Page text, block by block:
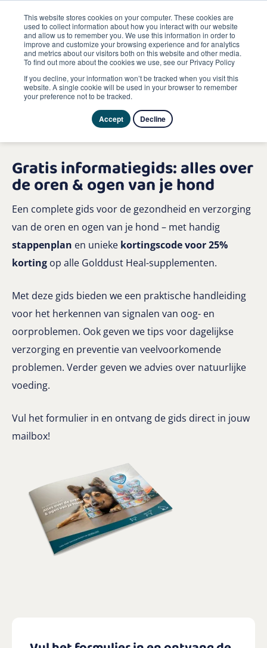
This website stores cookies on your computer. These cookies are
used to collect information about how you interact with our website
and allow us to remember you. We use this information in order to
improve and customize your browsing experience and for analytics
and metrics about our visitors both on this website and other media.
To find out more about the cookies we use, see our Privacy Policy
If you decline, your information won’t be tracked when you visit this
website. A single cookie will be used in your browser to remember
your preference not to be tracked.
Accept Decline
Gratis informatiegids: alles over
de oren & ogen van je hond
Een complete gids voor de gezondheid en verzorging
van de oren en ogen van je hond – met handig
stappenplan en unieke kortingscode voor 25%
korting op alle Golddust Heal-supplementen.
Met deze gids bieden we een praktische handleiding
voor het herkennen van signalen van oog- en
oorproblemen. Ook geven we tips voor dagelijkse
verzorging en preventie van veelvoorkomende
problemen. Verder geven we advies over natuurlijke
voeding.
Vul het formulier in en ontvang de gids direct in jouw
mailbox!